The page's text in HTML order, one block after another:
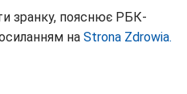
зранку, пояснює РБК-
на Strona Zdrowia.